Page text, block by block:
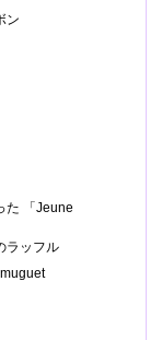
ン
た 「Jeune
ラッフル